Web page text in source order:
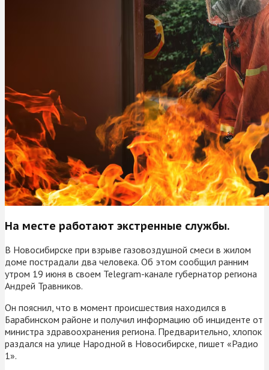
На месте работают экстренные службы.
В Новосибирске при взрыве газовоздушной смеси в жилом
доме пострадали два человека. Об этом сообщил ранним
утром 19 июня в своем Telegram-канале губернатор региона
Андрей Травников.
Он пояснил, что в момент происшествия находился в
Барабинском районе и получил информацию об инциденте от
министра здравоохранения региона. Предварительно, хлопок
раздался на улице Народной в Новосибирске, пишет «Радио
1».